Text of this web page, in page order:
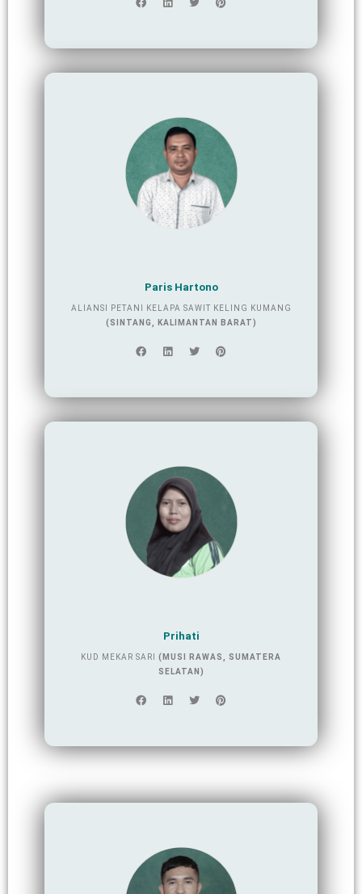
Paris Hartono
ALIANSI PETANI KELAPA SAWIT KELING KUMANG
(SINTANG, KALIMANTAN BARAT)
Prihati
KUD MEKAR SARI (MUSI RAWAS, SUMATERA
SELATAN)